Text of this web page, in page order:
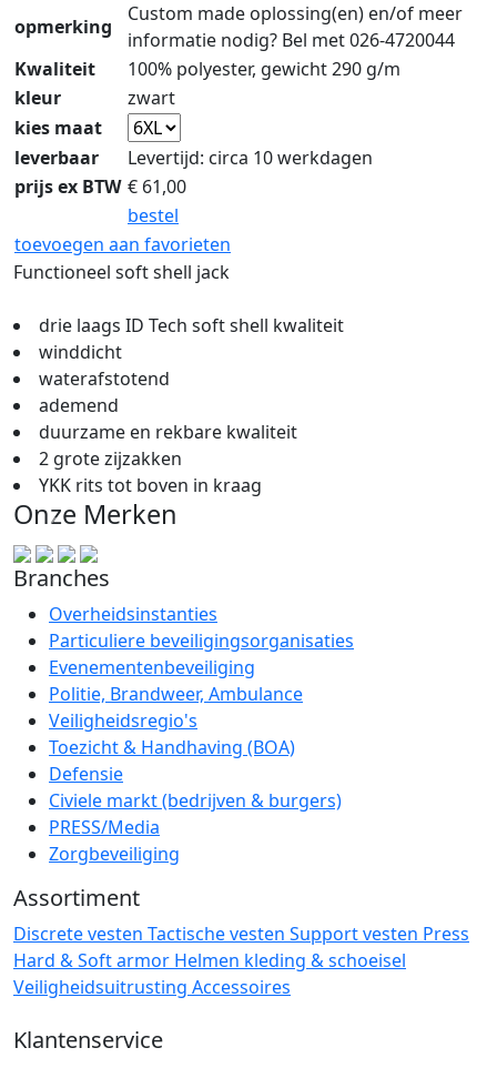
opmerking
Custom made oplossing(en) en/of meer
informatie nodig? Bel met 026-4720044
Kwaliteit
100% polyester, gewicht 290 g/m
kleur
zwart
kies maat
leverbaar
Levertijd: circa 10 werkdagen
prijs ex BTW € 61,00
bestel
toevoegen aan favorieten
Functioneel soft shell jack
drie laags ID Tech soft shell kwaliteit
winddicht
waterafstotend
ademend
duurzame en rekbare kwaliteit
2 grote zijzakken
YKK rits tot boven in kraag
Onze Merken
Branches
Overheidsinstanties
Particuliere beveiligingsorganisaties
Evenementenbeveiliging
Politie, Brandweer, Ambulance
Veiligheidsregio's
Toezicht & Handhaving (BOA)
Defensie
Civiele markt (bedrijven & burgers)
PRESS/Media
Zorgbeveiliging
Assortiment
Discrete vesten Tactische vesten Support vesten Press
Hard & Soft armor Helmen kleding & schoeisel
Veiligheidsuitrusting Accessoires
Klantenservice